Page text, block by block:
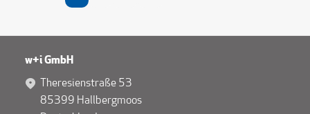
w+i GmbH
Theresienstraße 53
85399 Hallbergmoos